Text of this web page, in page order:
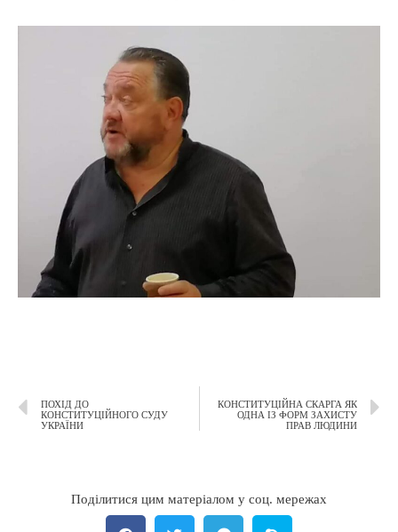
ПОХІД ДО
КОНСТИТУЦІЙНОГО СУДУ
УКРАЇНИ
КОНСТИТУЦІЙНА СКАРГА ЯК
ОДНА ІЗ ФОРМ ЗАХИСТУ
ПРАВ ЛЮДИНИ
Поділитися цим матеріалом у соц. мережах